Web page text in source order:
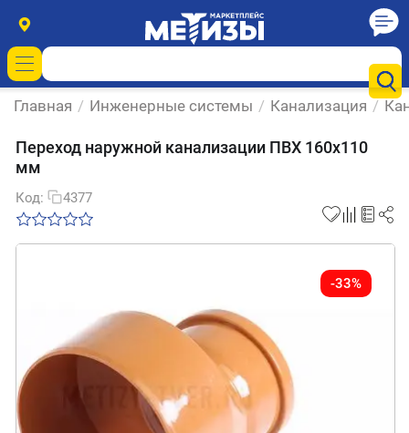
Главная / Инженерные системы / Канализация /
Переход наружной канализации ПВХ 160х110
мм
Код: 4377
-33%